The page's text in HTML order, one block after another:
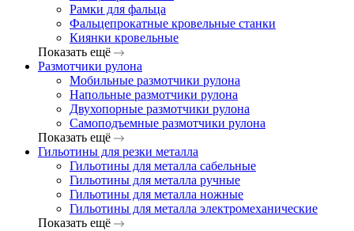
Рамки для фальца
Фальцепрокатные кровельные станки
Киянки кровельные
Показать ещё
Размотчики рулона
Мобильные размотчики рулона
Напольные размотчики рулона
Двухопорные размотчики рулона
Самоподъемные размотчики рулона
Показать ещё
Гильотины для резки металла
Гильотины для металла сабельные
Гильотины для металла ручные
Гильотины для металла ножные
Гильотины для металла электромеханические
Показать ещё